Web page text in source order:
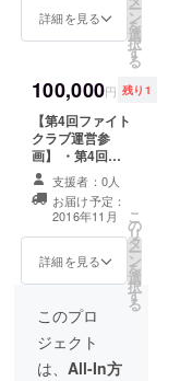
オンが御社製品/
(動画取り直しは
2回まで。原稿
は、できれば用
意頂ければ幸い
です) #詳細は別
途相談
詳細を見る ー
ン
を
選
択
す
る
100,000円 残り1
【第4回ファイト
クラブ運営参
画】 ・第4回企
画の開催規模、
会場、参加者、
収益配分の決定
に関与 ・第3回
の運営チーム、
運営スキームを
像、画像を利用
できます #詳
細は別途相談
支援者：0人
お届け予定：
2016年11月
詳細を見る
こ
の
リ
タ
ー
ン
を
選
択
す
る
このプロ
ジェクト
は、 All-In方